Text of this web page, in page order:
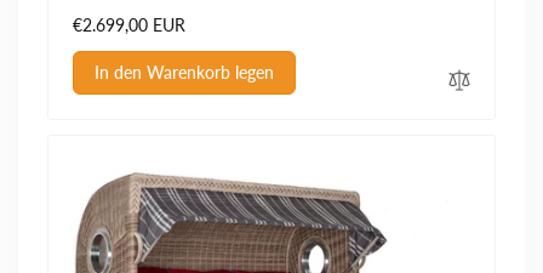
Normaler
Preis
€2.699,00 EUR
In den Warenkorb legen